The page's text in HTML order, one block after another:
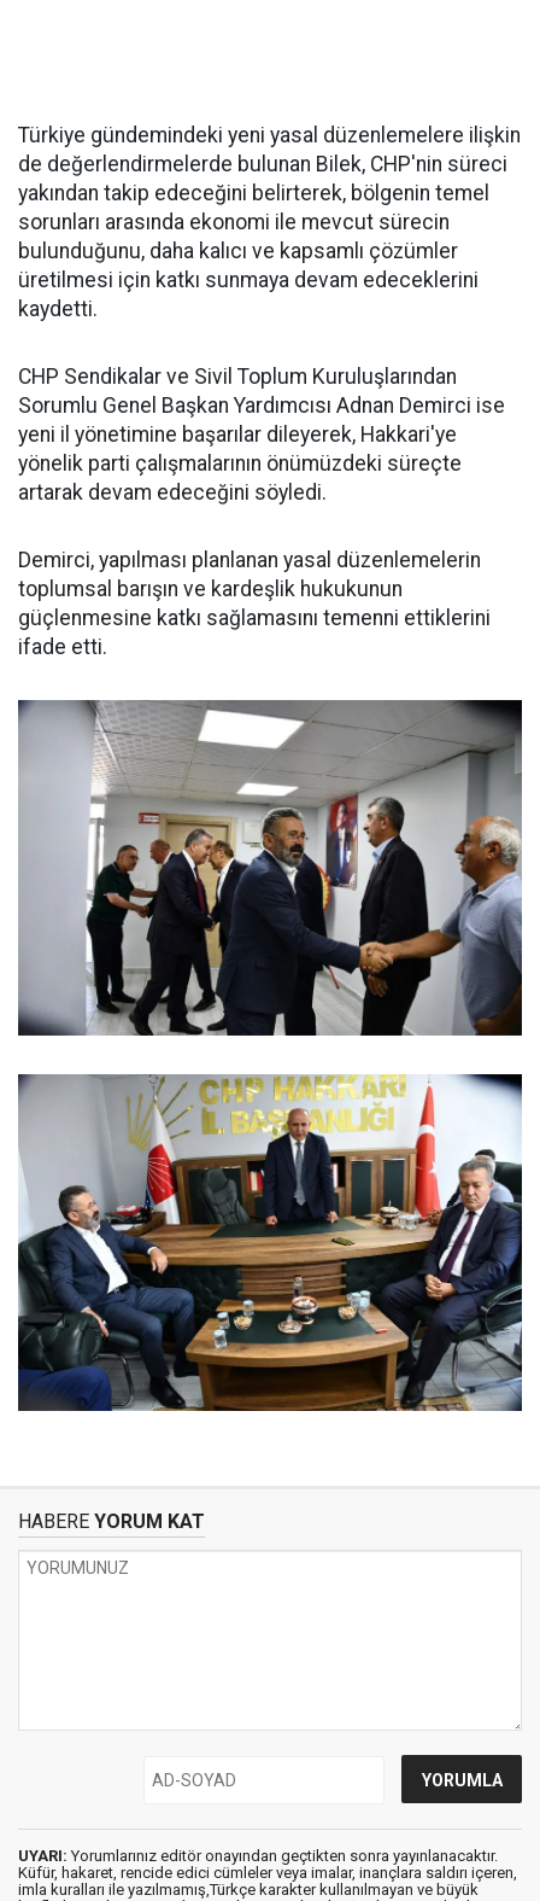
Türkiye gündemindeki yeni yasal düzenlemelere ilişkin
de değerlendirmelerde bulunan Bilek, CHP'nin süreci
yakından takip edeceğini belirterek, bölgenin temel
sorunları arasında ekonomi ile mevcut sürecin
bulunduğunu, daha kalıcı ve kapsamlı çözümler
üretilmesi için katkı sunmaya devam edeceklerini
kaydetti.
CHP Sendikalar ve Sivil Toplum Kuruluşlarından
Sorumlu Genel Başkan Yardımcısı Adnan Demirci ise
yeni il yönetimine başarılar dileyerek, Hakkari'ye
yönelik parti çalışmalarının önümüzdeki süreçte
artarak devam edeceğini söyledi.
Demirci, yapılması planlanan yasal düzenlemelerin
toplumsal barışın ve kardeşlik hukukunun
güçlenmesine katkı sağlamasını temenni ettiklerini
ifade etti.
HABERE YORUM KAT
UYARI: Yorumlarınız editör onayından geçtikten sonra yayınlanacaktır.
Küfür, hakaret, rencide edici cümleler veya imalar, inançlara saldırı içeren,
imla kuralları ile yazılmamış,Türkçe karakter kullanılmayan ve büyük